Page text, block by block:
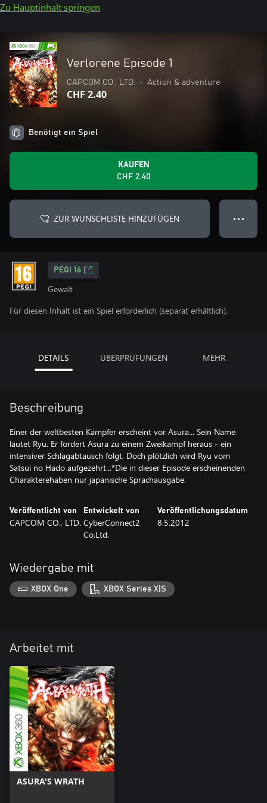
Zu Hauptinhalt springen
Verlorene Episode 1
CAPCOM CO., LTD. • Action & adventure
CHF 2.40
Benötigt ein Spiel
KAUFEN
CHF 2.40
ZUR WUNSCHLISTE HINZUFÜGEN ● ● ●
PEGI 16
Gewalt
Für diesen Inhalt ist ein Spiel erforderlich (separat erhältlich).
DETAILS ÜBERPRÜFUNGEN MEHR
Beschreibung
Einer der weltbesten Kämpfer erscheint vor Asura... Sein Name
lautet Ryu. Er fordert Asura zu einem Zweikampf heraus - ein
intensiver Schlagabtausch folgt. Doch plötzlich wird Ryu vom
Satsui no Hado aufgezehrt...*Die in dieser Episode erscheinenden
Charakterehaben nur japanische Sprachausgabe.
Veröffentlicht von
CAPCOM CO., LTD.
Entwickelt von
CyberConnect2
Co.Ltd.
Veröffentlichungsdatum
8.5.2012
Wiedergabe mit
XBOX One XBOX Series X|S
Arbeitet mit
ASURA'S WRATH